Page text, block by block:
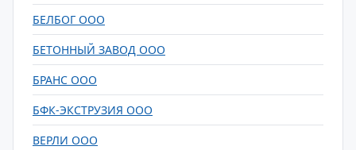
БЕЛБОГ ООО
БЕТОННЫЙ ЗАВОД ООО
БРАНС ООО
БФК-ЭКСТРУЗИЯ ООО
ВЕРЛИ ООО